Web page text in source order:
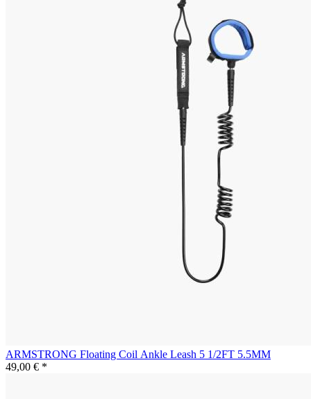
ARMSTRONG Floating Coil Ankle Leash 5 1/2FT 5.5MM
49,00 € *